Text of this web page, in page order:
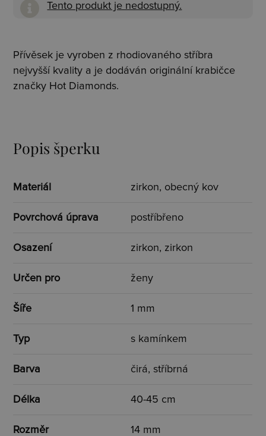
Tento produkt je nedostupný.
Přívěsek je vyroben z rhodiovaného stříbra
nejvyšší kvality a je dodáván originální krabičce
značky Hot Diamonds.
Popis šperku
Materiál zirkon, obecný kov
Povrchová úprava postříbřeno
Osazení zirkon, zirkon
Určen pro ženy
Šíře 1 mm
Typ s kamínkem
Barva čirá, stříbrná
Délka 40-45 cm
Rozměr 14 mm